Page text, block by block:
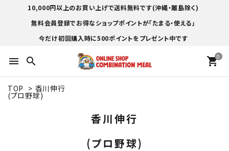
10,000円以上のお買い上げで送料無料です(沖縄・離島除く)
無料会員登録でお得なショップポイントが「たまる・使える」
今だけ初回購入時に500ポイントをプレゼント中です
menu search 0
shopping_cart
TOP > 香川伸行
(プロ野球)
香川伸行
(プロ野球)